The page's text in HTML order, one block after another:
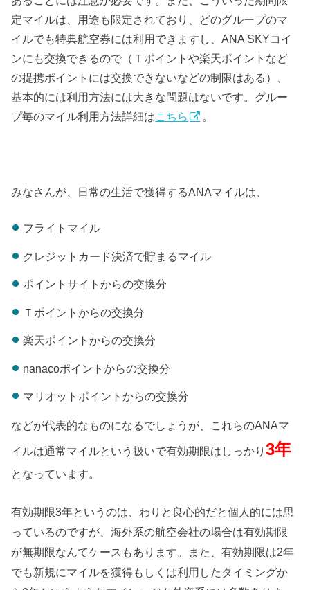
定マイルは、用途も限定されており、どのグループのマ
イルでも特典航空券には利用できますし、ANA SKYコイ
ンにも交換できるので（Ｔポイントや楽天ポイントなど
の提携ポイントには交換できないなどの制限はある）、
基本的には利用方法には大きな問題はないです。グルー
プ毎のマイル利用方法詳細はこちら 。
みなさんが、日常の生活で獲得するANAマイルは、
フライトマイル
クレジットカード決済で貯まるマイル
ポイントサイトからの交換分
Ｔポイントからの交換分
楽天ポイントからの交換分
nanacoポイントからの交換分
マリオットポイントからの交換分
などが代表的なものになるでしょうが、これらのANAマ
イルは通常マイルという扱いで有効期限はしっかり3年
となっています。
有効期限3年というのは、わりと良心的だと個人的には思
っているのですが、海外系の航空会社の場合は有効期限
が無期限なんてケースもあります。また、有効期限は2年
でも新規にマイルを獲得もしくは利用したタイミングか